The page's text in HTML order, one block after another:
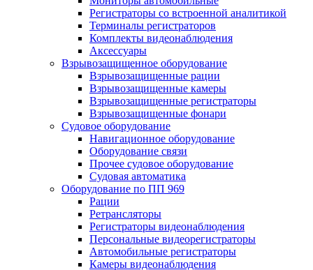
Регистраторы со встроенной аналитикой
Терминалы регистраторов
Комплекты видеонаблюдения
Аксессуары
Взрывозащищенное оборудование
Взрывозащищенные рации
Взрывозащищенные камеры
Взрывозащищенные регистраторы
Взрывозащищенные фонари
Судовое оборудование
Навигационное оборудование
Оборудование связи
Прочее судовое оборудование
Судовая автоматика
Оборудование по ПП 969
Рации
Ретрансляторы
Регистраторы видеонаблюдения
Персональные видеорегистраторы
Автомобильные регистраторы
Камеры видеонаблюдения